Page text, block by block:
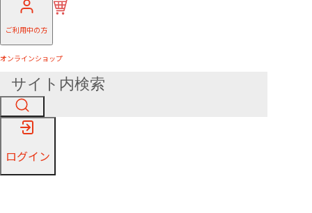
ご利用中の方
オンラインショップ
ログイン